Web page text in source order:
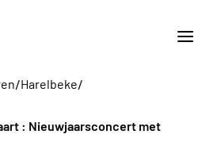
/Harelbeke/
: Nieuwjaarsconcert met